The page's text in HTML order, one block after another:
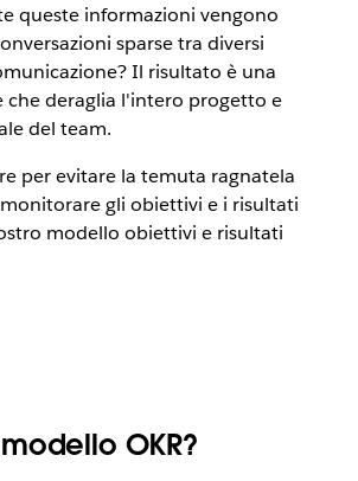
queste informazioni vengono
sparse tra diversi
Il risultato è una
che deraglia l'intero progetto e
del team.
per evitare la temuta ragnatela
gli obiettivi e i risultati
modello obiettivi e risultati
OKR?